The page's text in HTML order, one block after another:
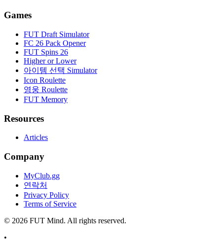
Games
FUT Draft Simulator
FC 26 Pack Opener
FUT Spins 26
Higher or Lower
아이템 선택 Simulator
Icon Roulette
영웅 Roulette
FUT Memory
Resources
Articles
Company
MyClub.gg
연락처
Privacy Policy
Terms of Service
© 2026 FUT Mind. All rights reserved.
•